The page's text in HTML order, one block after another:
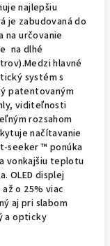
najlepšiu
je zabudovaná do
na určovanie
na dlhé
hlavné
systém s
patentovaným
viditeľnosti
rozsahom
načítavanie
seeker ™ ponúka
vonkajšiu teplotu
OLED displej
o 25% viac
aj pri slabom
a opticky